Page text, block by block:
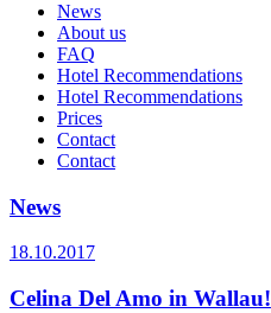
News
About us
FAQ
Hotel Recommendations
Hotel Recommendations
Prices
Contact
Contact
News
18.10.2017
Celina Del Amo in Wallau!